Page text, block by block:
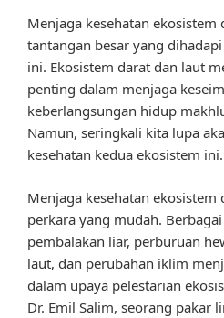
Menjaga kesehatan ekosistem
tantangan besar yang
ini. Ekosistem darat dan laut
penting dalam menjaga
keberlangsungan hidup
Namun, seringkali kita lupa
kesehatan kedua ekosistem ini.
Menjaga kesehatan
perkara yang mudah.
pembalakan liar, perburuan
laut, dan perubahan iklim
dalam upaya pelestarian
Dr. Emil Salim, seorang pakar